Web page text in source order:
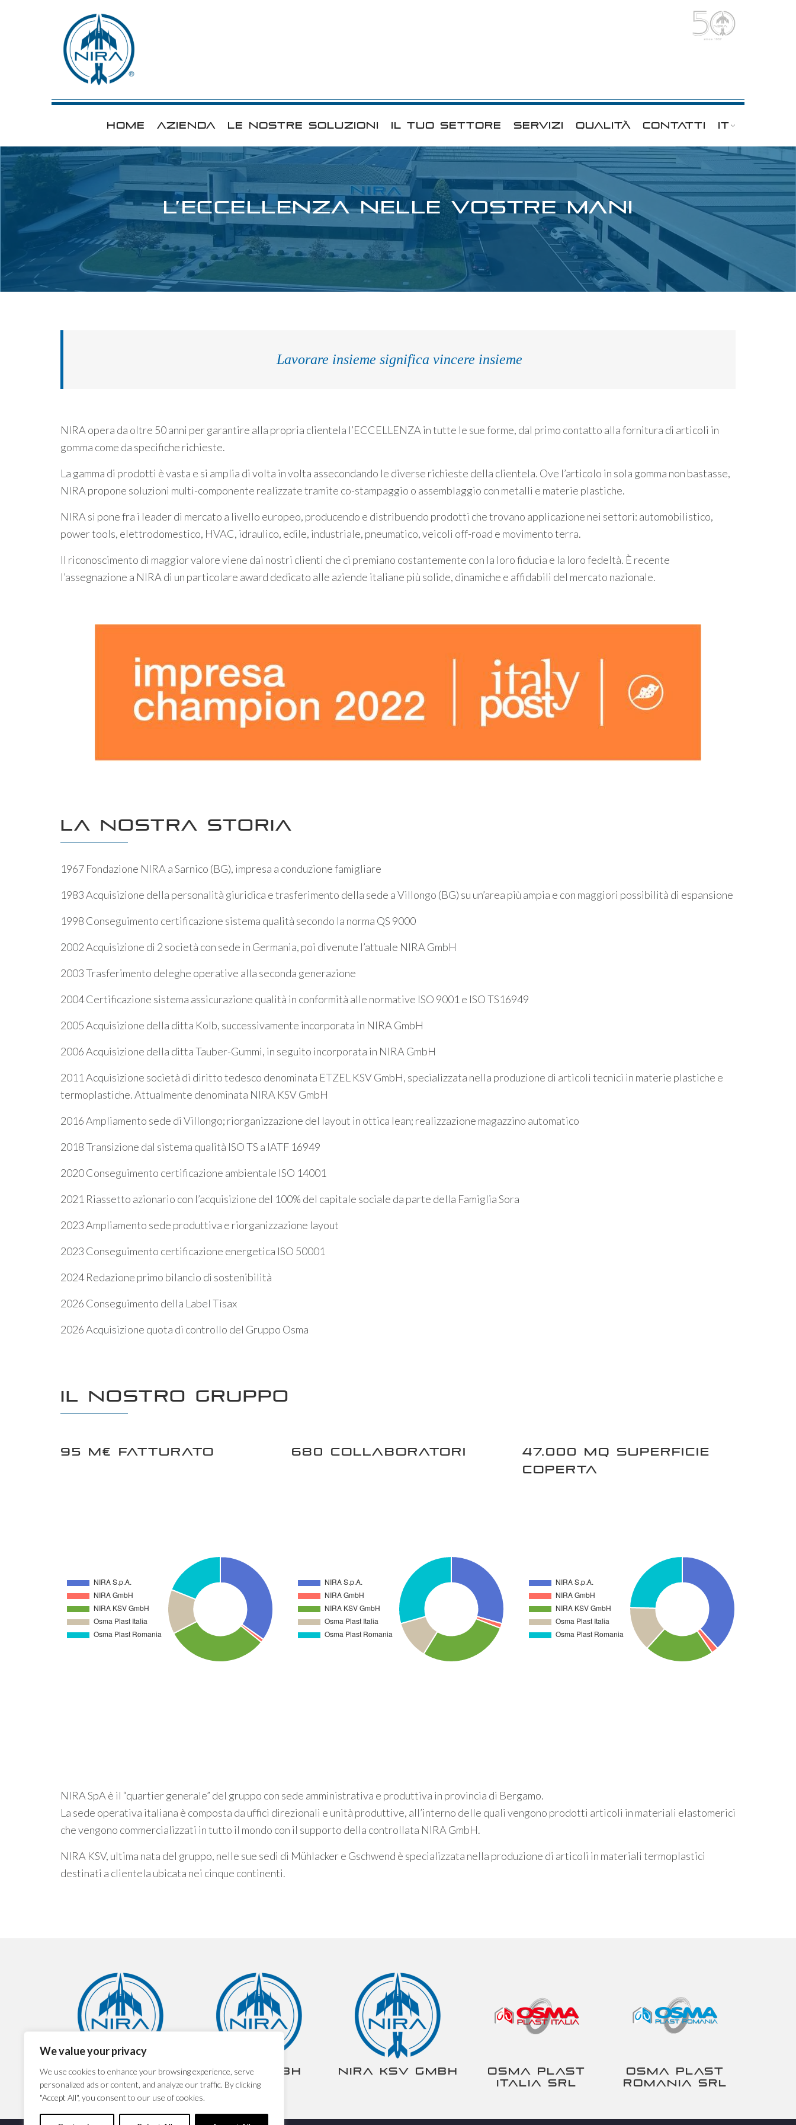
We value your privacy
We use cookies to enhance your browsing experience, serve
personalized ads or content, and analyze our traffic. By clicking
"Accept All", you consent to our use of cookies.
HOME AZIENDA LE NOSTRE SOLUZIONI IL TUO SETTORE SERVIZI QUALITÀ CONTATTI IT
L’ECCELLENZA NELLE VOSTRE MANI
Lavorare insieme significa vincere insieme
NIRA opera da oltre 50 anni per garantire alla propria clientela l’ECCELLENZA in tutte le sue forme, dal primo contatto alla fornitura di articoli in
gomma come da specifiche richieste.
La gamma di prodotti è vasta e si amplia di volta in volta assecondando le diverse richieste della clientela. Ove l’articolo in sola gomma non bastasse,
NIRA propone soluzioni multi-componente realizzate tramite co-stampaggio o assemblaggio con metalli e materie plastiche.
NIRA si pone fra i leader di mercato a livello europeo, producendo e distribuendo prodotti che trovano applicazione nei settori: automobilistico,
power tools, elettrodomestico, HVAC, idraulico, edile, industriale, pneumatico, veicoli off-road e movimento terra.
Il riconoscimento di maggior valore viene dai nostri clienti che ci premiano costantemente con la loro fiducia e la loro fedeltà. È recente
l’assegnazione a NIRA di un particolare award dedicato alle aziende italiane più solide, dinamiche e affidabili del mercato nazionale.
La nostra storia
1967 Fondazione NIRA a Sarnico (BG), impresa a conduzione famigliare
1983 Acquisizione della personalità giuridica e trasferimento della sede a Villongo (BG) su un’area più ampia e con maggiori possibilità di espansione
1998 Conseguimento certificazione sistema qualità secondo la norma QS 9000
2002 Acquisizione di 2 società con sede in Germania, poi divenute l’attuale NIRA GmbH
2003 Trasferimento deleghe operative alla seconda generazione
2004 Certificazione sistema assicurazione qualità in conformità alle normative ISO 9001 e ISO TS16949
2005 Acquisizione della ditta Kolb, successivamente incorporata in NIRA GmbH
2006 Acquisizione della ditta Tauber-Gummi, in seguito incorporata in NIRA GmbH
2011 Acquisizione società di diritto tedesco denominata ETZEL KSV GmbH, specializzata nella produzione di articoli tecnici in materie plastiche e
termoplastiche. Attualmente denominata NIRA KSV GmbH
2016 Ampliamento sede di Villongo; riorganizzazione del layout in ottica lean; realizzazione magazzino automatico
2018 Transizione dal sistema qualità ISO TS a IATF 16949
2020Conseguimento certificazione ambientale ISO 14001
2021 Riassetto azionario con l’acquisizione del 100% del capitale sociale da parte della Famiglia Sora
2023 Ampliamento sede produttiva e riorganizzazione layout
2023 Conseguimento certificazione energetica ISO 50001
2024 Redazione primo bilancio di sostenibilità
2026 Conseguimento della Label Tisax
2026 Acquisizione quota di controllo del Gruppo Osma
Il nostro gruppo
95 M€ FATTURATO 680 COLLABORATORI
47.000 mq Superficie
coperta
NIRA SpA è il “quartier generale” del gruppo con sede amministrativa e produttiva in provincia di Bergamo.
La sede operativa italiana è composta da uffici direzionali e unità produttive, all’interno delle quali vengono prodotti articoli in materiali elastomerici
che vengono commercializzati in tutto il mondo con il supporto della controllata NIRA GmbH.
NIRA KSV, ultima nata del gruppo, nelle sue sedi di Mühlacker e Gschwend è specializzata nella produzione di articoli in materiali termoplastici
destinati a clientela ubicata nei cinque continenti.
NIRA spa NIRA gmbh NIRA KSV gmbh
Osma Plast
Italia srl
Osma Plast
Romania srl